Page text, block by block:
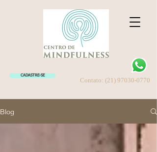
CADASTRE-SE
Contato: (21) 97030-0770
Blog